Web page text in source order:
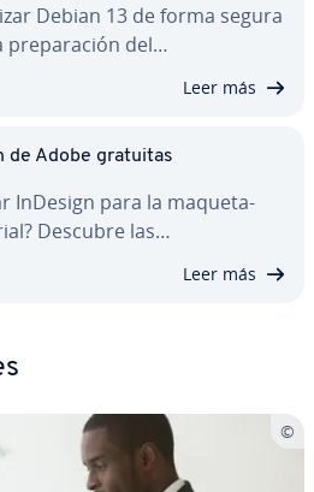
Debian 13 de forma segura
pre­pa­ra­ción del…
Leer más
de Adobe gratuitas
InDesign para la ma­que­ta­
Descubre las…
Leer más